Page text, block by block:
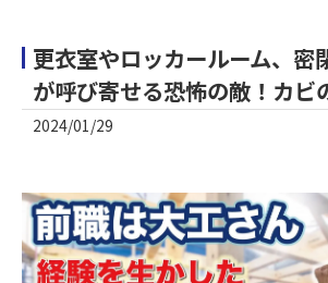
更衣室やロッカールーム、密
が呼び寄せる恐怖の敵！カビ
2024/01/29